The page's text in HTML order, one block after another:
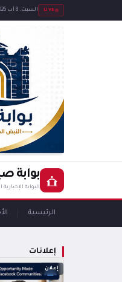
LIVE السبت، 8 آب 2026
بوابة
البوابة
الرئيسية
إعلانات
إعلان